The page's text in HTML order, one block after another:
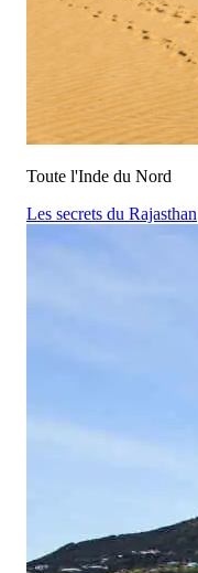
Toute l'Inde du Nord
Les secrets du Rajasthan